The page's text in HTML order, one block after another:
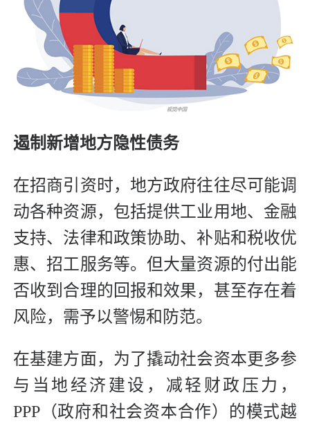
遏制新增地方隐性债务
在招商引资时，地方政府往往尽可能调
动各种资源，包括提供工业用地、金融
支持、法律和政策协助、补贴和税收优
惠、招工服务等。但大量资源的付出能
否收到合理的回报和效果，甚至存在着
风险，需予以警惕和防范。
在基建方面，为了撬动社会资本更多参
与当地经济建设，减轻财政压力，
PPP（政府和社会资本合作）的模式越